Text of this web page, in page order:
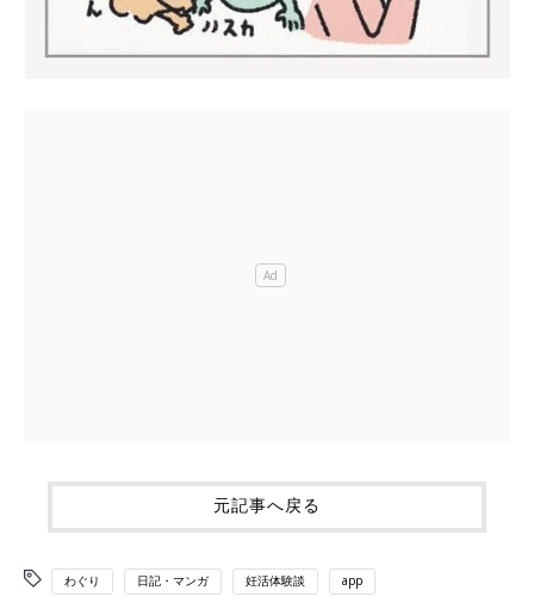
元記事へ戻る
わぐり 日記・マンガ 妊活体験談 app